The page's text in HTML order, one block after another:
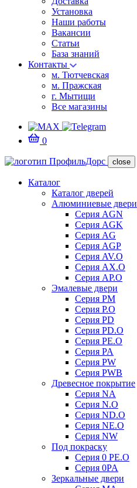
Установка
Наши работы
Вакансии
Статьи
База знаний
Контакты
м. Тютчевская
м. Пражская
г. Мытищи
Все магазины
0
close
Каталог
Каталог дверей
Алюминиевые двери
Серия AGN
Серия AGK
Серия AG
Серия AGP
Серия AV.O
Серия AX.O
Серия AP.O
Эмалевые двери
Серия PM
Серия P.O
Серия PD
Серия PD.O
Серия PE.O
Серия PA
Серия PW
Серия PWB
Древесное покрытие
Серия NA
Серия N.O
Серия ND.O
Серия NE.O
Серия NW
Под покраску
Серия 0 PE.O
Серия 0PA
Зеркальные двери